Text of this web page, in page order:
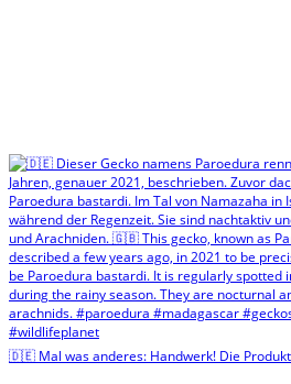
🇩🇪 Mal was anderes: Handwerk! Die